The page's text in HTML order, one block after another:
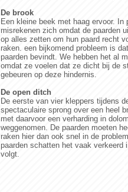
De brook
Een kleine beek met haag ervoor.
misrekenen zich omdat de paarden
op alles zetten om hun paard recht
raken. een bijkomend probleem is
paarden bevindt. We hebben het al
omdat ze voelen dat ze dicht bij de
gebeuren op deze hindernis.
De open ditch
De eerste van vier kleppers tijdens
spectaculaire sprong over een heel
met daarvoor een verharding in
weggenomen. De paarden moeten
raken hier dan ook snel in de
paarden schatten het vaak verkeerd
volgt.